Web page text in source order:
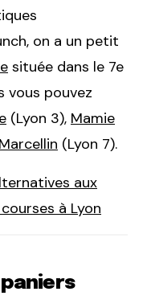
on a un petit
située dans le 7e
vous pouvez
(Lyon 3), Mamie
(Lyon 7).
aux
à Lyon